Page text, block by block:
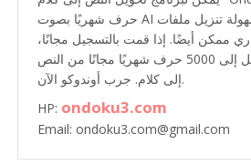
حرف شهريًا بصوت AI مجانًا. يمكنك بسهولة تنزيل ملفات MP3
ممكن أيضًا. إذا قمت بالتسجيل مجانًا،
فيمكنك تحويل ما يصل إلى 5000 حرف شهريًا مجانًا من النص
إلى كلام. جرب أوندوكو الآن.
HP: ondoku3.com
Email: ondoku3.com@gmail.com